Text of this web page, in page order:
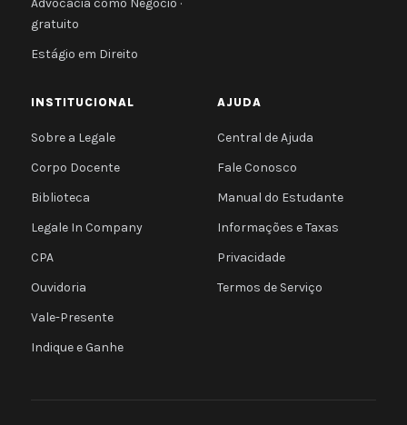
gratuito
Estágio em Direito
INSTITUCIONAL
Sobre a Legale
Corpo Docente
Biblioteca
Legale In Company
CPA
Ouvidoria
Vale-Presente
Indique e Ganhe
AJUDA
Central de Ajuda
Fale Conosco
Manual do Estudante
Informações e Taxas
Privacidade
Termos de Serviço